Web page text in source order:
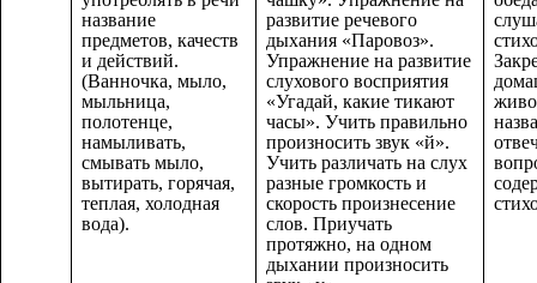
название
предметов, качеств
и действий.
(Ванночка, мыло,
мыльница,
полотенце,
намыливать,
смывать мыло,
вытирать, горячая,
теплая, холодная
вода).
развитие речевого
дыхания «Паровоз».
Упражнение на развитие
слухового восприятия
«Угадай, какие тикают
часы». Учить правильно
произносить звук «й».
Учить различать на слух
разные громкость и
скорость произнесение
слов. Приучать
протяжно, на одном
дыхании произносить